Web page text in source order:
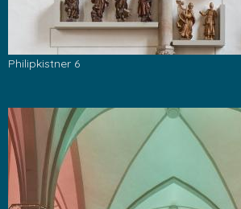
Philipkistner 6